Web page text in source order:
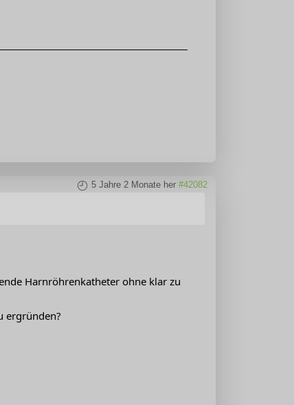
5 Jahre 2 Monate her #42082
Harnröhrenkatheter ohne klar zu
ergründen?